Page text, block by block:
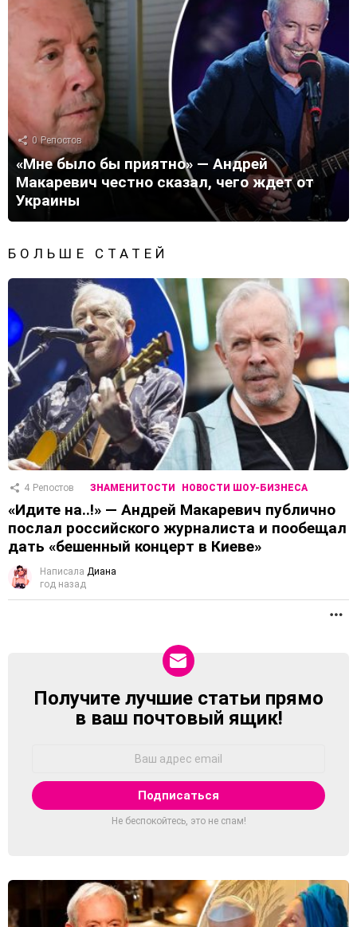
0 Репостов
«Мне было бы приятно» — Андрей
Макаревич честно сказал, чего ждет от
Украины
БОЛЬШЕ СТАТЕЙ
4 Репостов ЗНАМЕНИТОСТИ НОВОСТИ ШОУ-БИЗНЕСА
«Идите на..!» — Андрей Макаревич публично
послал российского журналиста и пообещал
дать «бешенный концерт в Киеве»
Написала Диана
год назад
NEWSLETTER
Получите лучшие статьи прямо
в ваш почтовый ящик!
Не беспокойтесь, это не спам!